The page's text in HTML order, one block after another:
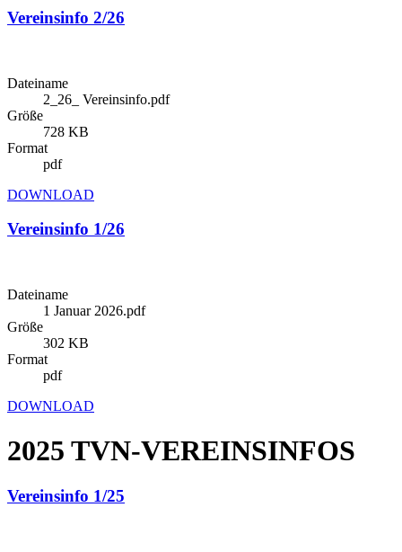
Vereinsinfo 2/26
Dateiname
2_26_ Vereinsinfo.pdf
Größe
728 KB
Format
pdf
DOWNLOAD
Vereinsinfo 1/26
Dateiname
1 Januar 2026.pdf
Größe
302 KB
Format
pdf
DOWNLOAD
2025 TVN-VEREINSINFOS
Vereinsinfo 1/25